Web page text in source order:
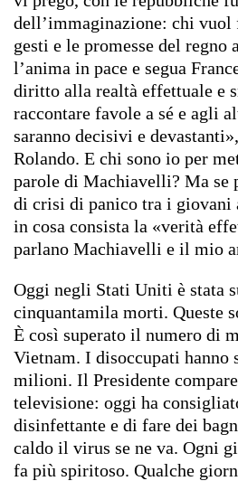
dell’immaginazione: chi vuol
gesti e le promesse del regno
l’anima in pace e segua
diritto alla realtà effettuale e
raccontare favole a sé e agli
saranno decisivi e
Rolando. E chi sono io per
parole di Machiavelli? Ma se
di crisi di panico tra i giovani
in cosa consista la «verità
parlano Machiavelli e il mio
Oggi negli Stati Uniti è stata
cinquantamila morti. Queste
È così superato il numero di
Vietnam. I disoccupati hanno
milioni. Il Presidente
televisione: oggi ha
disinfettante e di fare dei
caldo il virus se ne va. Ogni
fa più spiritoso. Qualche